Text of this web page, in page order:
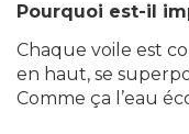
Pourquoi est-il
Chaque voile est
en haut, se
Comme ça l’eau